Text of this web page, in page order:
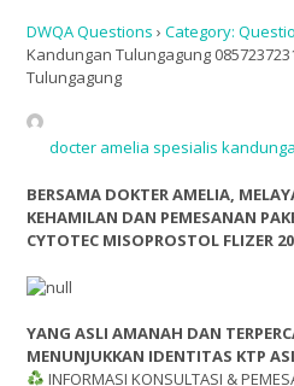
DWQA Questions › Category:
Kandungan Tulungagung
Tulungagung
docter amelia spesialis
BERSAMA DOKTER AMELIA,
KEHAMILAN DAN PEMESANAN
CYTOTEC MISOPROSTOL FLIZER
YANG ASLI AMANAH DAN
MENUNJUKKAN IDENTITAS KTP
INFORMASI KONSULTASI &